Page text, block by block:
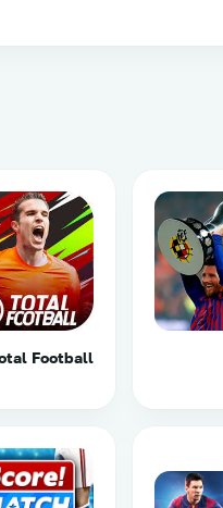
Football